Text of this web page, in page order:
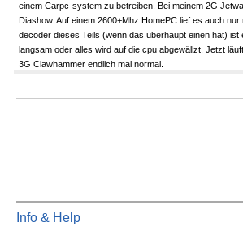
einem Carpc-system zu betreiben. Bei meinem 2G
Diashow. Auf einem 2600+Mhz HomePC lief es auch
decoder dieses Teils (wenn das überhaupt einen hat) ist
langsam oder alles wird auf die cpu abgewällzt. Jetzt
3G Clawhammer endlich mal normal.
Info & Help